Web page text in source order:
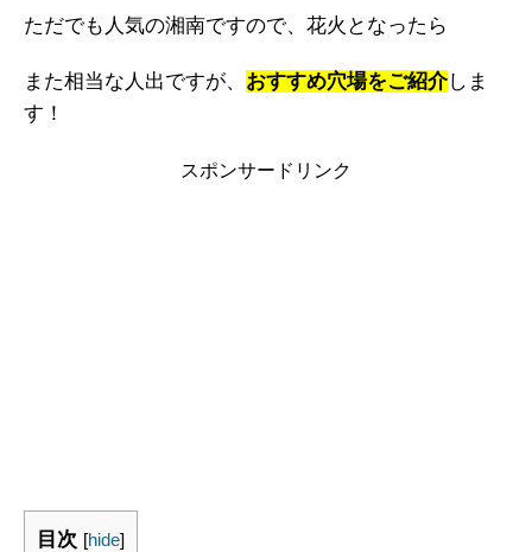
ただでも人気の湘南ですので、花火となったら
また相当な人出ですが、 おすすめ穴場をご紹介しま
す！
スポンサードリンク
目次 [hide]